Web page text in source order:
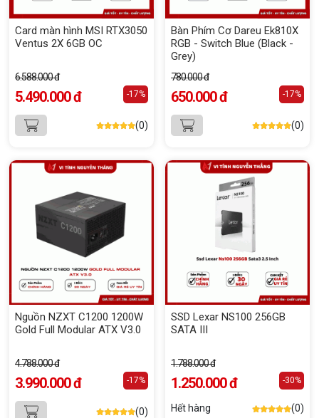
Card màn hình MSI RTX3050
Ventus 2X 6GB OC
6.588.000 đ
5.490.000 đ -17%
(0)
Bàn Phím Cơ Dareu Ek810X
RGB - Switch Blue (Black -
Grey)
780.000 đ
650.000 đ -17%
(0)
Nguồn NZXT C1200 1200W
Gold Full Modular ATX V3.0
4.788.000 đ
3.990.000 đ -17%
(0)
SSD Lexar NS100 256GB
SATA III
1.788.000 đ
1.250.000 đ -30%
Hết hàng (0)